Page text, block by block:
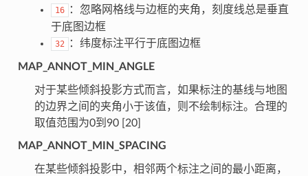
16
：忽略网格线与边框的夹角，刻度线总是垂直
于底图边框
32 ：纬度标注平行于底图边框
MAP_ANNOT_MIN_ANGLE
对于某些倾斜投影方式而言，如果标注的基线与地图
的边界之间的夹角小于该值，则不绘制标注。合理的
取值范围为0到90 [20]
MAP_ANNOT_MIN_SPACING
在某些倾斜投影中，相邻两个标注之间的最小距离，